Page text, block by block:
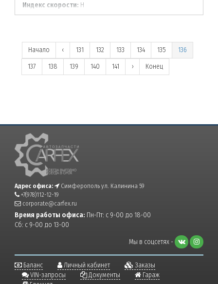
Индекс скорости: H
Начало ‹ 131 132 133 134 135
136
137
138 139 140 141 › Конец
Адрес офиса:
Симферополь ул. Калинина 59
+7(978)112-12-19
corporate@carfex.ru
Время работы офиса: Пн-Пт: с 9-00 до 18-00
Сб: с 9-00 до 13-00
Мы в соцсетях -
Баланс Личный кабинет
Заказы
VIN-запросы
Документы
Гараж